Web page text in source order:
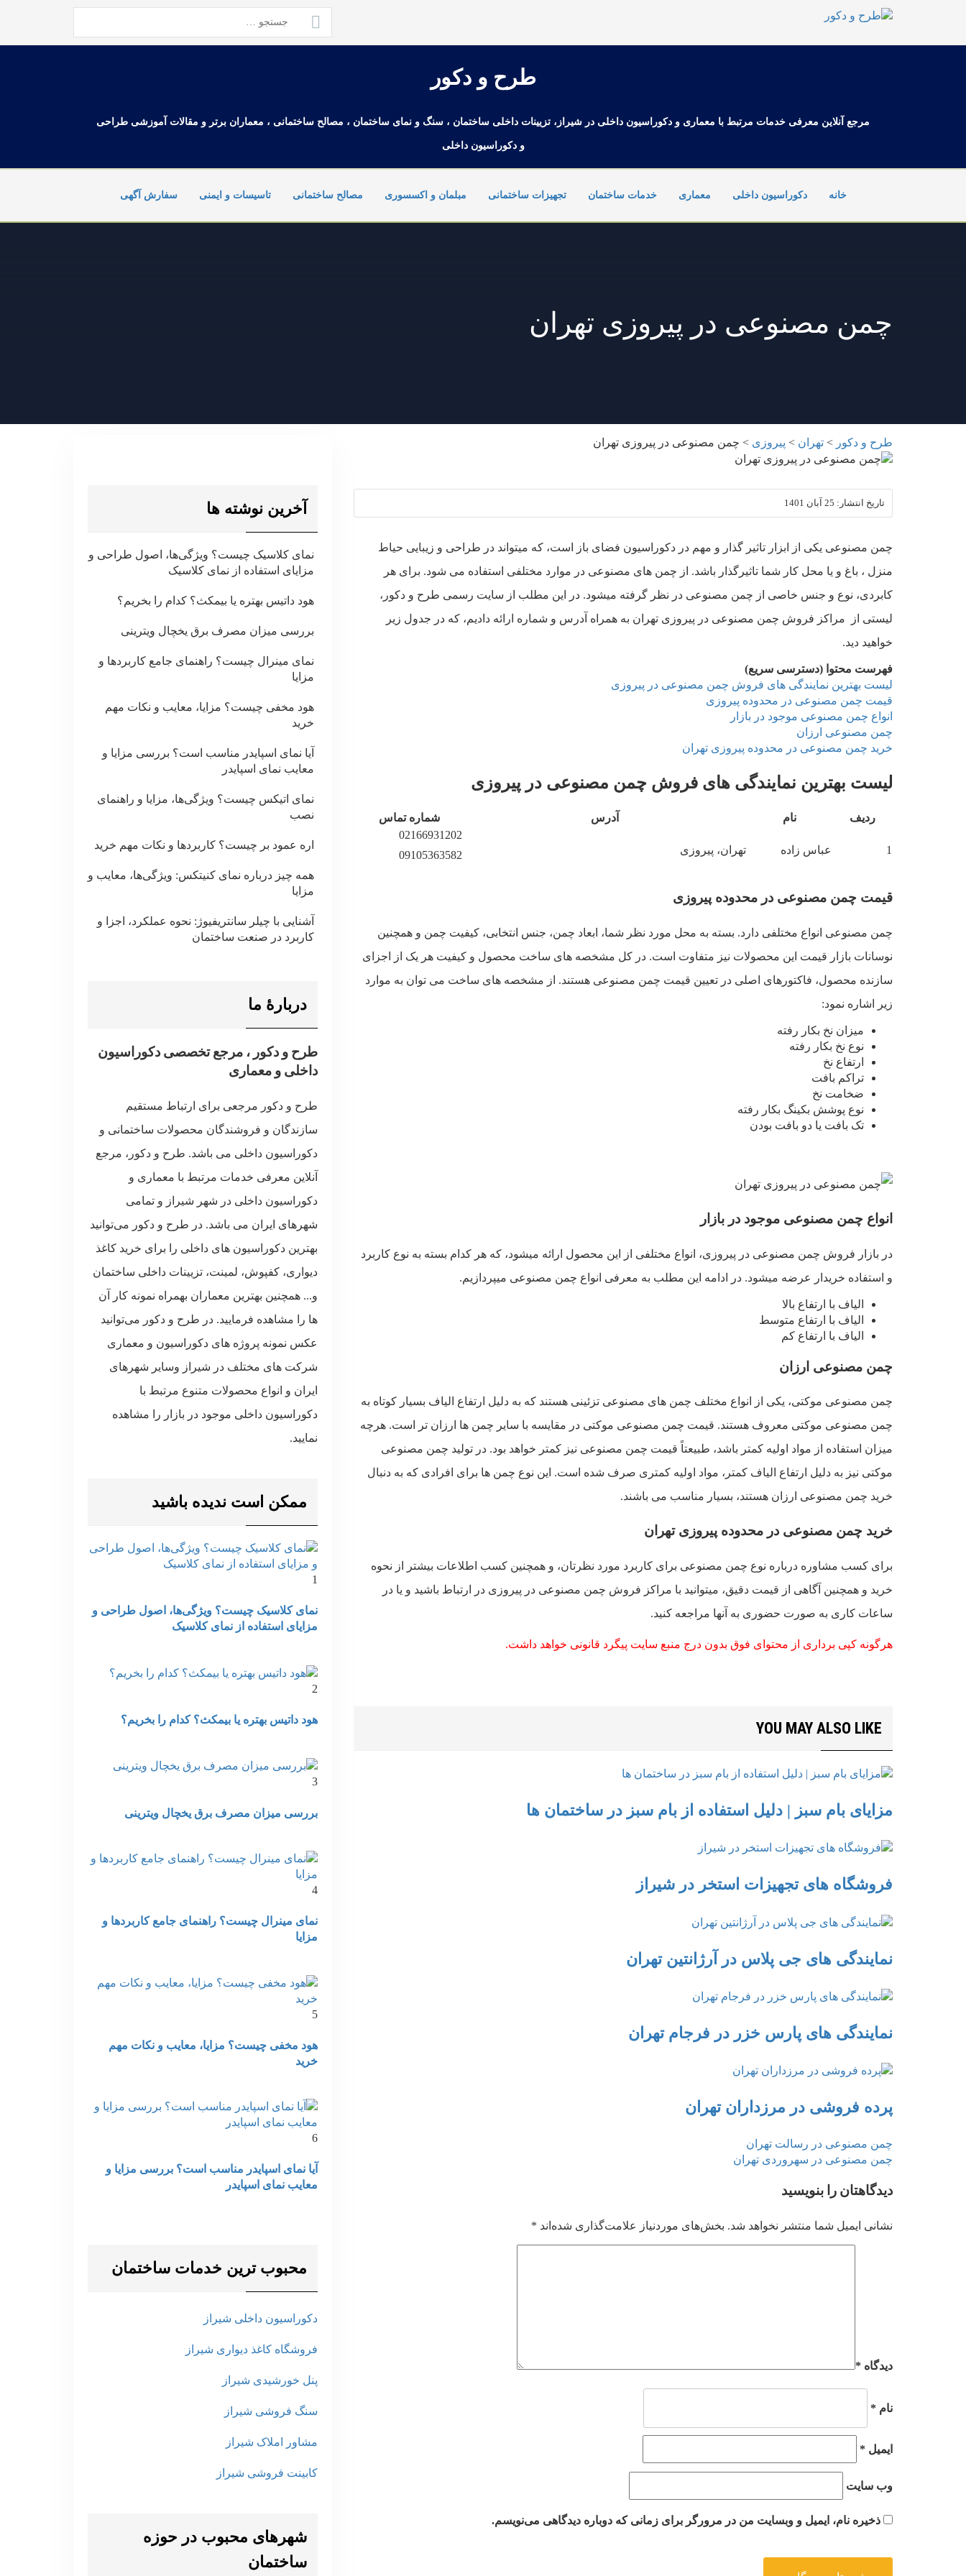
جستجو
برای:
طرح و دکور
مرجع آنلاین معرفی خدمات مرتبط با معماری و دکوراسیون داخلی در شیراز، تزیینات داخلی ساختمان ، سنگ و نمای ساختمان ، مصالح ساختمانی ، معماران برتر و مقالات آموزشی طراحی
و دکوراسیون داخلی
خانه دکوراسیون داخلی معماری خدمات ساختمان تجهیزات ساختمانی مبلمان و اکسسوری مصالح ساختمانی تاسیسات و ایمنی سفارش آگهی
چمن مصنوعی در پیروزی تهران
طرح و دکور > تهران > پیروزی > چمن مصنوعی در پیروزی تهران
تاریخ انتشار: 25 آبان 1401
چمن مصنوعی یکی از ابزار تاثیر گذار و مهم در دکوراسیون فضای باز است، که میتواند در طراحی و زیبایی حیاط
منزل ، باغ و یا محل کار شما تاثیرگذار باشد. از چمن های مصنوعی در موارد مختلفی استفاده می شود. برای هر
کابردی، نوع و جنس خاصی از چمن مصنوعی در نظر گرفته میشود. در این مطلب از سایت رسمی طرح و دکور،
لیستی از مراکز فروش چمن مصنوعی در پیروزی تهران به همراه آدرس و شماره ارائه دادیم، که در جدول زیر
خواهید دید.
فهرست محتوا (دسترسی سریع)
لیست بهترین نمایندگی های فروش چمن مصنوعی در پیروزی
قیمت چمن مصنوعی در محدوده پیروزی
انواع چمن مصنوعی موجود در بازار
چمن مصنوعی ارزان
خرید چمن مصنوعی در محدوده پیروزی تهران
لیست بهترین نمایندگی های فروش چمن مصنوعی در پیروزی
ردیف نام آدرس شماره تماس
1 عباس زاده تهران، پیروزی
02166931202
09105363582
قیمت چمن مصنوعی در محدوده پیروزی
چمن مصنوعی انواع مختلفی دارد. بسته به محل مورد نظر شما، ابعاد چمن، جنس انتخابی، کیفیت چمن و همچنین
نوسانات بازار قیمت این محصولات نیز متفاوت است. در کل مشخصه های ساخت محصول و کیفیت هر یک از اجزای
سازنده محصول، فاکتورهای اصلی در تعیین قیمت چمن مصنوعی هستند. از مشخصه های ساخت می توان به موارد
زیر اشاره نمود:
میزان نخ بکار رفته
نوع نخ بکار رفته
ارتفاع نخ
تراکم بافت
ضخامت نخ
نوع پوشش بکینگ بکار رفته
تک بافت یا دو بافت بودن
انواع چمن مصنوعی موجود در بازار
در بازار فروش چمن مصنوعی در پیروزی، انواع مختلفی از این محصول ارائه میشود، که هر کدام بسته به نوع کاربرد
و استفاده خریدار عرضه میشود. در ادامه این مطلب به معرفی انواع چمن مصنوعی میپردازیم.
الیاف با ارتفاع بالا
الیاف با ارتفاع متوسط
الیاف با ارتفاع کم
چمن مصنوعی ارزان
چمن مصنوعی موکتی، یکی از انواع مختلف چمن های مصنوعی تزئینی هستند که به دلیل ارتفاع الیاف بسیار کوتاه به
چمن مصنوعی موکتی معروف هستند. قیمت چمن مصنوعی موکتی در مقایسه با سایر چمن ها ارزان تر است. هرچه
میزان استفاده از مواد اولیه کمتر باشد، طبیعتاً قیمت چمن مصنوعی نیز کمتر خواهد بود. در تولید چمن مصنوعی
موکتی نیز به دلیل ارتفاع الیاف کمتر،‌ مواد اولیه کمتری صرف شده است. این نوع چمن ها برای افرادی که به دنبال
خرید چمن مصنوعی ارزان هستند، بسیار مناسب می باشند.
خرید چمن مصنوعی در محدوده پیروزی تهران
برای کسب مشاوره درباره نوع چمن مصنوعی برای کاربرد مورد نظرتان، و همچنین کسب اطلاعات بیشتر از نحوه
خرید و همچنین آگاهی از قیمت دقیق، میتوانید با مراکز فروش چمن مصنوعی در پیروزی در ارتباط باشید و یا در
ساعات کاری به صورت حضوری به آنها مراجعه کنید.
هرگونه کپی برداری از محتوای فوق بدون درج منبع سایت پیگرد قانونی خواهد داشت.
YOU MAY ALSO LIKE
مزایای بام سبز | دلیل استفاده از بام سبز در ساختمان ها
فروشگاه های تجهیزات استخر در شیراز
نمایندگی های جی پلاس در آرژانتین تهران
نمایندگی های پارس خزر در فرجام تهران
پرده فروشی در مرزداران تهران
راهبری
نوشته
Previous
post:
چمن مصنوعی در رسالت تهران
Next
چمن مصنوعی در سهروردی تهران
دیدگاهتان را بنویسید
نشانی ایمیل شما منتشر نخواهد شد. بخش‌های موردنیاز علامت‌گذاری شده‌اند *
دیدگاه *
نام *
ایمیل *
وب‌ سایت
ذخیره نام، ایمیل و وبسایت من در مرورگر برای زمانی که دوباره دیدگاهی می‌نویسم.
آخرین نوشته ها
نمای کلاسیک چیست؟ ویژگی‌ها، اصول طراحی و
مزایای استفاده از نمای کلاسیک
هود داتیس بهتره یا بیمکث؟ کدام را بخریم؟
بررسی میزان مصرف برق یخچال ویترینی
نمای مینرال چیست؟ راهنمای جامع کاربردها و
مزایا
هود مخفی چیست؟ مزایا، معایب و نکات مهم
خرید
آیا نمای اسپایدر مناسب است؟ بررسی مزایا و
معایب نمای اسپایدر
نمای اتیکس چیست؟ ویژگی‌ها، مزایا و راهنمای
نصب
اره عمود بر چیست؟ کاربردها و نکات مهم خرید
همه چیز درباره نمای کنیتکس: ویژگی‌ها، معایب و
مزایا
آشنایی با چیلر سانتریفیوژ: نحوه عملکرد، اجزا و
کاربرد در صنعت ساختمان
دربارۀ ما
طرح و دکور ، مرجع تخصصی دکوراسیون
داخلی و معماری
طرح و دکور مرجعی برای ارتباط مستقیم
سازندگان و فروشندگان محصولات ساختمانی و
دکوراسیون داخلی می باشد. طرح و دکور، مرجع
آنلاین معرفی خدمات مرتبط با معماری و
دکوراسیون داخلی در شهر شیراز و تمامی
شهرهای ایران می باشد. در طرح و دکور می‌توانید
بهترین دکوراسیون های داخلی را برای خرید کاغذ
دیواری، کفپوش، لمینت، تزیینات داخلی ساختمان
و... همچنین بهترین معماران بهمراه نمونه کار آن
ها را مشاهده فرمایید. در طرح و دکور می‌توانید
عکس نمونه پروژه های دکوراسیون و معماری
شرکت های مختلف در شیراز وسایر شهرهای
ایران و انواع محصولات متنوع مرتبط با
دکوراسیون داخلی موجود در بازار را مشاهده
نمایید.
ممکن است ندیده باشید
1
نمای کلاسیک چیست؟ ویژگی‌ها، اصول طراحی و
مزایای استفاده از نمای کلاسیک
2
هود داتیس بهتره یا بیمکث؟ کدام را بخریم؟
3
بررسی میزان مصرف برق یخچال ویترینی
4
نمای مینرال چیست؟ راهنمای جامع کاربردها و
مزایا
5
هود مخفی چیست؟ مزایا، معایب و نکات مهم
خرید
6
آیا نمای اسپایدر مناسب است؟ بررسی مزایا و
معایب نمای اسپایدر
محبوب ترین خدمات ساختمان
دکوراسیون داخلی شیراز
فروشگاه کاغذ دیواری شیراز
پنل خورشیدی شیراز
سنگ فروشی شیراز
مشاور املاک شیراز
کابینت فروشی شیراز
شهرهای محبوب در حوزه
ساختمان